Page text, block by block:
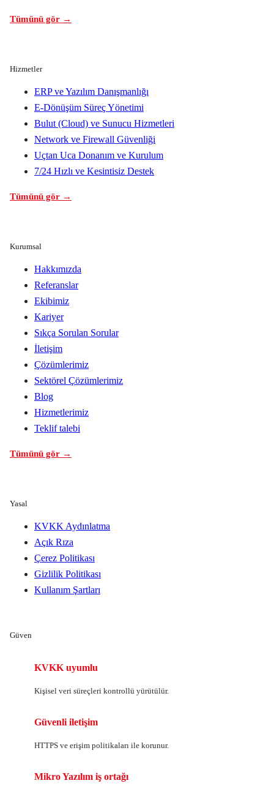
Tümünü gör →
Hizmetler
ERP ve Yazılım Danışmanlığı
E-Dönüşüm Süreç Yönetimi
Bulut (Cloud) ve Sunucu Hizmetleri
Network ve Firewall Güvenliği
Uçtan Uca Donanım ve Kurulum
7/24 Hızlı ve Kesintisiz Destek
Tümünü gör →
Kurumsal
Hakkımızda
Referanslar
Ekibimiz
Kariyer
Sıkça Sorulan Sorular
İletişim
Çözümlerimiz
Sektörel Çözümlerimiz
Blog
Hizmetlerimiz
Teklif talebi
Tümünü gör →
Yasal
KVKK Aydınlatma
Açık Rıza
Çerez Politikası
Gizlilik Politikası
Kullanım Şartları
Güven
KVKK uyumlu
Kişisel veri süreçleri kontrollü yürütülür.
Güvenli iletişim
HTTPS ve erişim politikaları ile korunur.
Mikro Yazılım iş ortağı